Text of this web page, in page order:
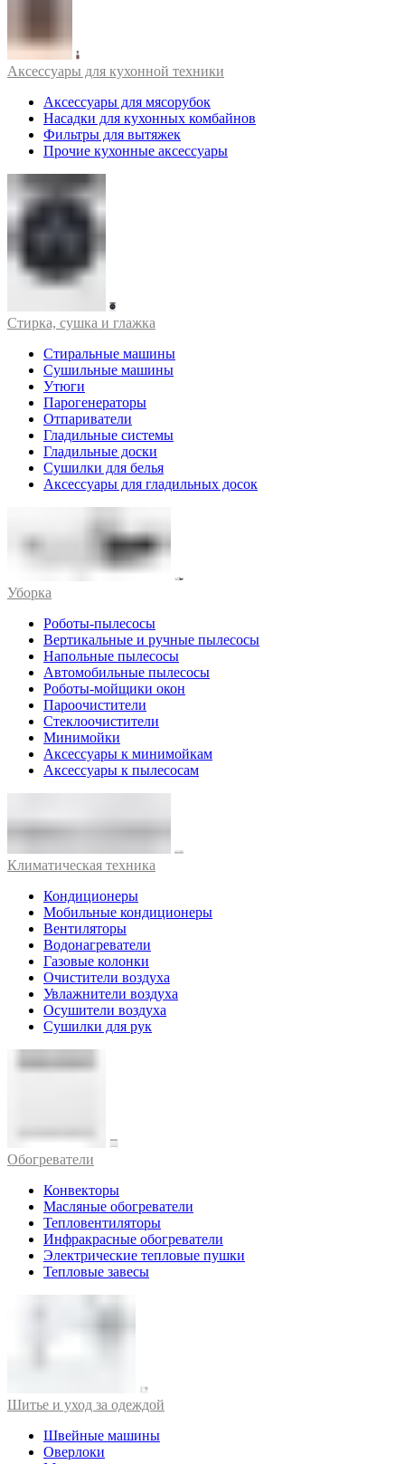
Аксессуары для кухонной техники
Аксессуары для мясорубок
Насадки для кухонных комбайнов
Фильтры для вытяжек
Прочие кухонные аксессуары
Стирка, сушка и глажка
Стиральные машины
Сушильные машины
Утюги
Парогенераторы
Отпариватели
Гладильные системы
Гладильные доски
Сушилки для белья
Аксессуары для гладильных досок
Уборка
Роботы-пылесосы
Вертикальные и ручные пылесосы
Напольные пылесосы
Автомобильные пылесосы
Роботы-мойщики окон
Пароочистители
Стеклоочистители
Минимойки
Аксессуары к минимойкам
Аксессуары к пылесосам
Климатическая техника
Кондиционеры
Мобильные кондиционеры
Вентиляторы
Водонагреватели
Газовые колонки
Очистители воздуха
Увлажнители воздуха
Осушители воздуха
Сушилки для рук
Обогреватели
Конвекторы
Масляные обогреватели
Тепловентиляторы
Инфракрасные обогреватели
Электрические тепловые пушки
Тепловые завесы
Шитье и уход за одеждой
Швейные машины
Оверлоки